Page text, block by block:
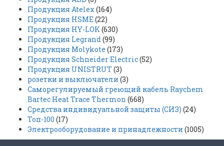
Продукция Atelex(164)
Продукция HSME(22)
Продукция HY-LOK (630)
Продукция Legrand(99)
Продукция Molykote (173)
Продукция Schneider Electric(52)
Продукция UNISTRUT (3)
розетки и выключатели (3)
Саморегулируемый греющий кабель Raychem
Bartec Heat Trace Thermon (668)
Средства индивидуальной защиты (СИЗ) (24)
Топ-100 (17)
Электрооборудование и принадлежности (1005)